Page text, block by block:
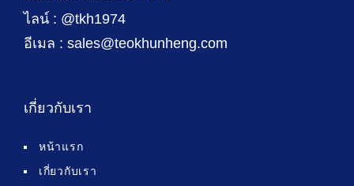
ไลน์ : @tkh1974
อีเมล : sales@teokhunheng.com
เกี่ยวกับเรา
หน้าแรก
เกี่ยวกับเรา